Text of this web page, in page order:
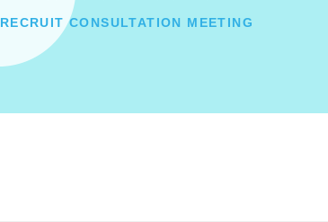
RECRUIT CONSULTATION MEETING